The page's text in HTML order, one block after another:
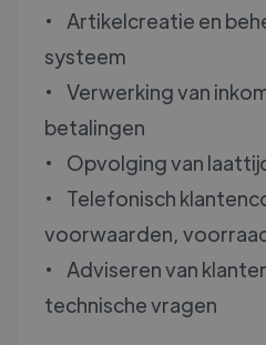
• Artikelcreatie en
systeem
• Verwerking van
betalingen
• Opvolging van
• Telefonisch
voorwaarden,
• Adviseren van
technische vragen